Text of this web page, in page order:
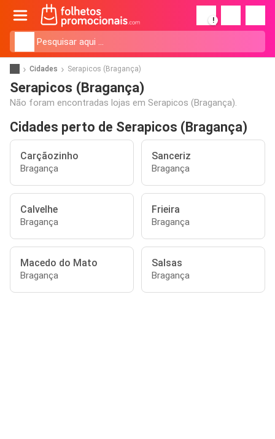
!
Cidades Serapicos (Bragança)
Serapicos (Bragança)
Não foram encontradas lojas em Serapicos (Bragança).
Cidades perto de Serapicos (Bragança)
Carçãozinho
Bragança
Sanceriz
Bragança
Calvelhe
Bragança
Frieira
Bragança
Macedo do Mato
Bragança
Salsas
Bragança